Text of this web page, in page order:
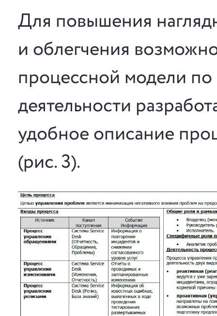
Для повышения
и облегчения
процессной модели по
деятельности
удобное описание
(рис. 3).